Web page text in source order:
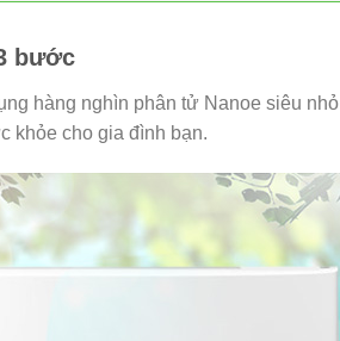
bước
hàng nghìn phân tử Nanoe siêu
khỏe cho gia đình bạn.